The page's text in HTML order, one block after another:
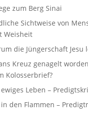
zum Berg Sinai
Sichtweise von
Weisheit
die Jüngerschaft Jesu
Kreuz genagelt
Kolosserbrief?
Leben –
den Flammen –